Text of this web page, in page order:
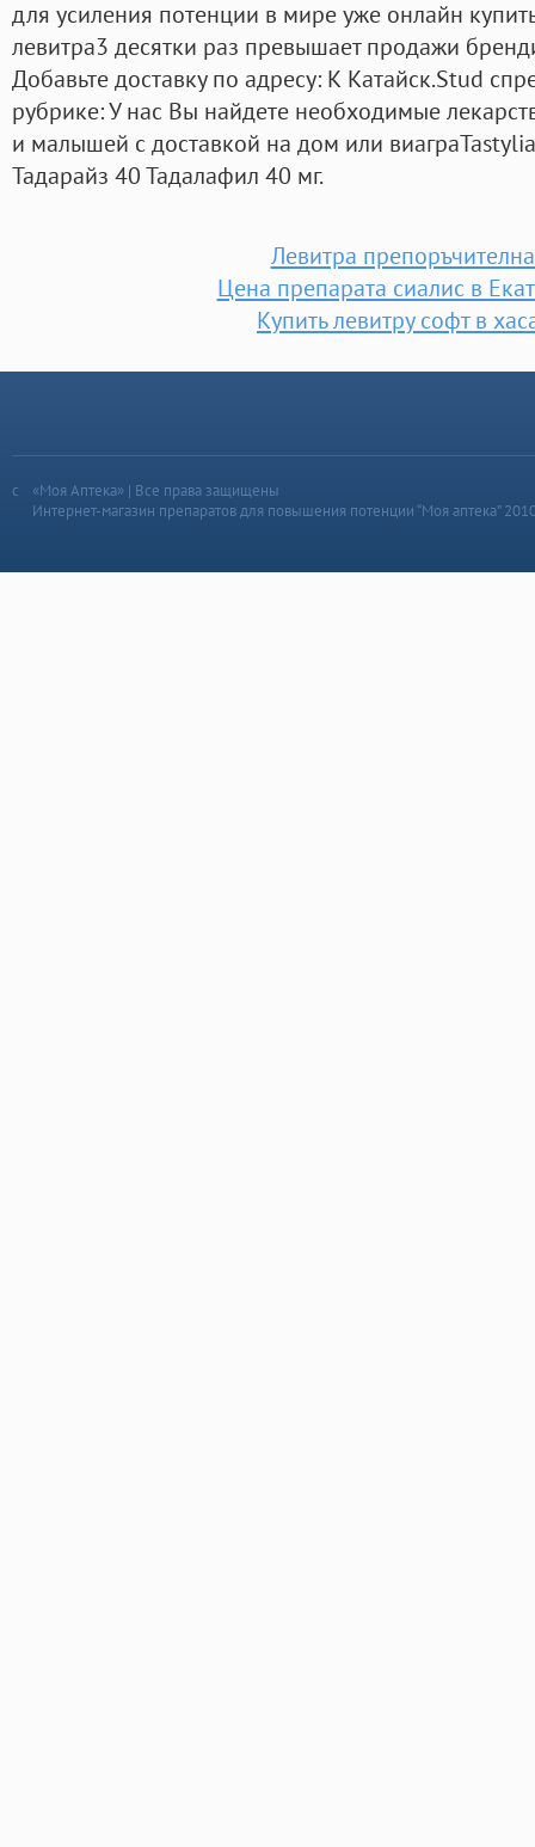
для усиления потенции в мире уже онлайн
левитра3 десятки раз превышает продажи
Добавьте доставку по адресу: К Катайск.Stud
рубрике: У нас Вы найдете необходимые
и малышей с доставкой на дом или
Тадарайз 40 Тадалафил 40 мг.
Левитра
Цена препарата сиалис в
Купить левитру софт в
«Моя Аптека» | Все права защищены
Интернет-магазин препаратов для повышения потенции “Моя аптека”